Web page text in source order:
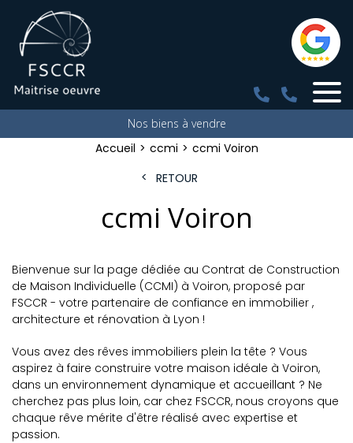
Nos biens à vendre
Accueil ccmi
ccmi Voiron
RETOUR
ccmi Voiron
Bienvenue sur la page dédiée au Contrat de Construction
de Maison Individuelle (CCMI) à Voiron, proposé par
FSCCR - votre partenaire de confiance en immobilier ,
architecture et rénovation à Lyon !
Vous avez des rêves immobiliers plein la tête ? Vous
aspirez à faire construire votre maison idéale à Voiron,
dans un environnement dynamique et accueillant ? Ne
cherchez pas plus loin, car chez FSCCR, nous croyons que
chaque rêve mérite d'être réalisé avec expertise et
passion.